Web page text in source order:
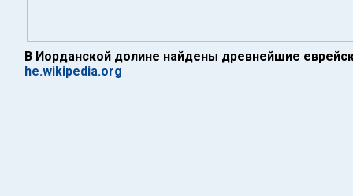
В Иорданской долине найдены древнейшие
he.wikipedia.org